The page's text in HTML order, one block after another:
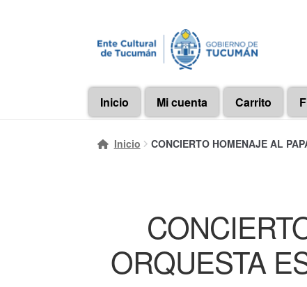
Ir
a
navegación
Ir
al
Inicio
Mi cuenta Carrito
Inicio CONCIERTO HOMENAJE AL
ORQUESTA